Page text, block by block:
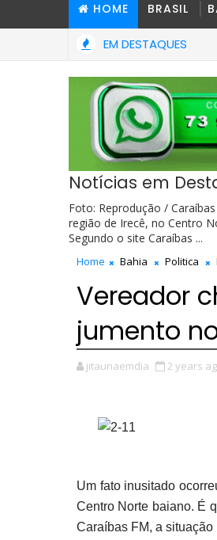
HOME BRASIL
EM DESTAQUES
Notícias em
Foto: Reprodução /
região de Irecê, no Centro
Segundo o site Caraíbas ...
Home Bahia Politica
Vereador
jumento
jitaunaemdia 2 years
Um fato inusitado
Centro Norte baiano. É
Caraíbas FM, a